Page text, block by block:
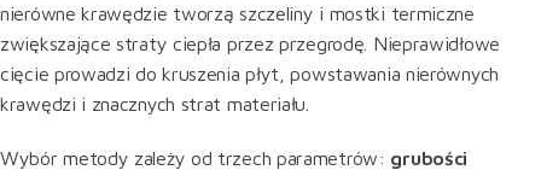
nierówne krawędzie tworzą szczeliny i mostki termiczne
zwiększające straty ciepła przez przegrodę. Nieprawidłowe
cięcie prowadzi do kruszenia płyt, powstawania nierównych
krawędzi i znacznych strat materiału.
Wybór metody zależy od trzech parametrów: grubości